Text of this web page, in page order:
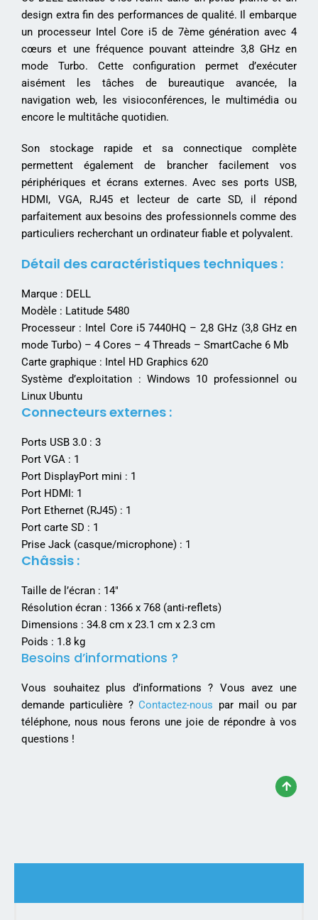
design extra fin des performances de qualité. Il embarque
un processeur Intel Core i5 de 7ème génération avec 4
cœurs et une fréquence pouvant atteindre 3,8 GHz en
mode Turbo. Cette configuration permet d’exécuter
aisément les tâches de bureautique avancée, la
navigation web, les visioconférences, le multimédia ou
encore le multitâche quotidien.
Son stockage rapide et sa connectique complète
permettent également de brancher facilement vos
périphériques et écrans externes. Avec ses ports USB,
HDMI, VGA, RJ45 et lecteur de carte SD, il répond
parfaitement aux besoins des professionnels comme des
particuliers recherchant un ordinateur fiable et polyvalent.
Détail des caractéristiques techniques :
Marque : DELL
Modèle : Latitude 5480
Processeur : Intel Core i5 7440HQ – 2,8 GHz (3,8 GHz en
mode Turbo) – 4 Cores – 4 Threads – SmartCache 6 Mb
Carte graphique : Intel HD Graphics 620
Système d’exploitation : Windows 10 professionnel ou
Linux Ubuntu
Connecteurs externes :
Ports USB 3.0 : 3
Port VGA : 1
Port DisplayPort mini : 1
Port HDMI: 1
Port Ethernet (RJ45) : 1
Port carte SD : 1
Prise Jack (casque/microphone) : 1
Châssis :
Taille de l’écran : 14″
Résolution écran : 1366 x 768 (anti-reflets)
Dimensions : 34.8 cm x 23.1 cm x 2.3 cm
Poids : 1.8 kg
Besoins d’informations ?
Vous souhaitez plus d’informations ? Vous avez une
demande particulière ?Contactez-nous par mail ou par
téléphone, nous nous ferons une joie de répondre à vos
questions !